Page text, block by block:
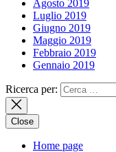
Agosto 2019
Luglio 2019
Giugno 2019
Maggio 2019
Febbraio 2019
Gennaio 2019
Ricerca per:
Close
Home page